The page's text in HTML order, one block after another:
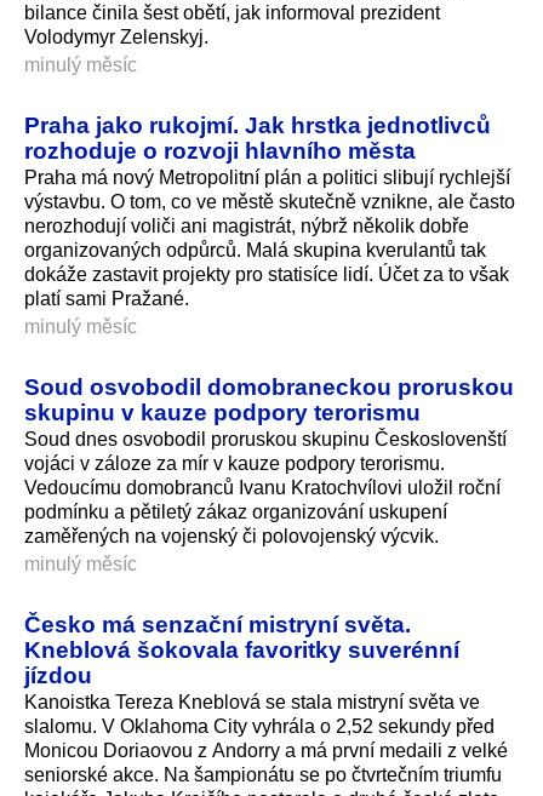
bilance činila šest obětí, jak informoval prezident
Volodymyr Zelenskyj.
minulý měsíc
Praha jako rukojmí. Jak hrstka jednotlivců
rozhoduje o rozvoji hlavního města
Praha má nový Metropolitní plán a politici slibují rychlejší
výstavbu. O tom, co ve městě skutečně vznikne, ale často
nerozhodují voliči ani magistrát, nýbrž několik dobře
organizovaných odpůrců. Malá skupina kverulantů tak
dokáže zastavit projekty pro statisíce lidí. Účet za to však
platí sami Pražané.
minulý měsíc
Soud osvobodil domobraneckou proruskou
skupinu v kauze podpory terorismu
Soud dnes osvobodil proruskou skupinu Českoslovenští
vojáci v záloze za mír v kauze podpory terorismu.
Vedoucímu domobranců Ivanu Kratochvílovi uložil roční
podmínku a pětiletý zákaz organizování uskupení
zaměřených na vojenský či polovojenský výcvik.
minulý měsíc
Česko má senzační mistryní světa.
Kneblová šokovala favoritky suverénní
jízdou
Kanoistka Tereza Kneblová se stala mistryní světa ve
slalomu. V Oklahoma City vyhrála o 2,52 sekundy před
Monicou Doriaovou z Andorry a má první medaili z velké
seniorské akce. Na šampionátu se po čtvrtečním triumfu